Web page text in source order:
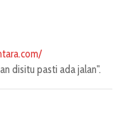
disitu pasti ada jalan".